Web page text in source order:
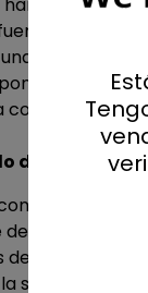
de la
nueva
en
la entrega
dañado,
el
que está
el
situación y